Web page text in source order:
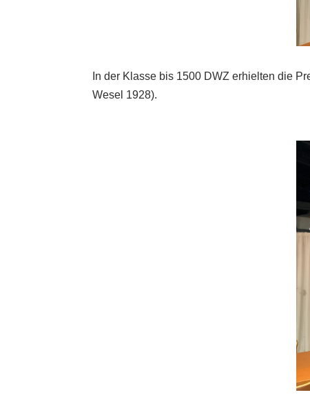
In der Klasse bis 1500 DWZ erhielten die
Wesel 1928).